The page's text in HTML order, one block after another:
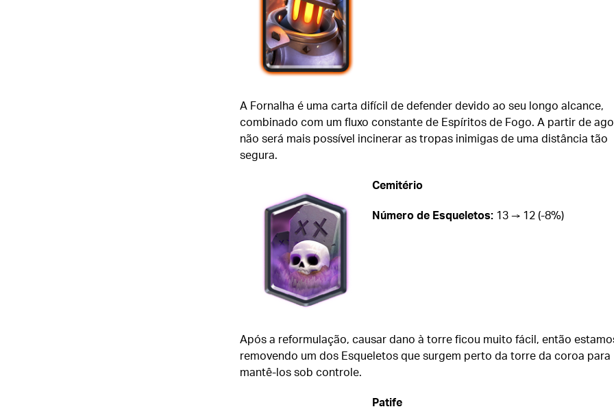
A Fornalha é uma carta difícil de defender devido ao seu longo alcance,
combinado com um fluxo constante de Espíritos de Fogo. A partir de
não será mais possível incinerar as tropas inimigas de uma distância tão
segura.
Cemitério
Número de Esqueletos:13 → 12 (-8%)
Após a reformulação, causar dano à torre ficou muito fácil, então
removendo um dos Esqueletos que surgem perto da torre da coroa para
mantê-los sob controle.
Patife